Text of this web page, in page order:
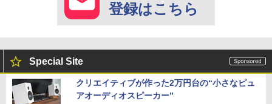
登録はこちら
Special Site
クリエイティブが作った2万円台の“小さなピュ
アオーディオスピーカー”